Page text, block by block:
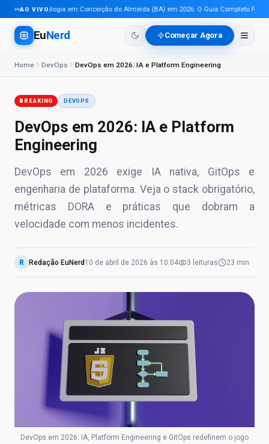
AO VIVO
Tecnologia em Conceição do Almeida (BA) em 2026: O Guia Completo Para
EuNerd Começar Agora
Home DevOps DevOps em 2026: IA e Platform Engineering
BREAKING DEVOPS
DevOps em 2026: IA e Platform
Engineering
DevOps em 2026 exige IA nativa, GitOps e
engenharia de plataforma. Veja o stack obrigatório,
métricas DORA e práticas que dobram a
velocidade com menos incidentes.
R Redação EuNerd 10 de abril de 2026 às 10:04 3 leituras 23 min
DevOps em 2026: IA, Platform Engineering e GitOps redefinem o jogo